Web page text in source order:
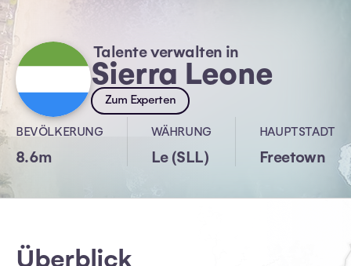
Talente verwalten in
Sierra Leone
Zum Experten
BEVÖLKERUNG
8.6m
WÄHRUNG
Le (SLL)
HAUPTSTADT
Freetown